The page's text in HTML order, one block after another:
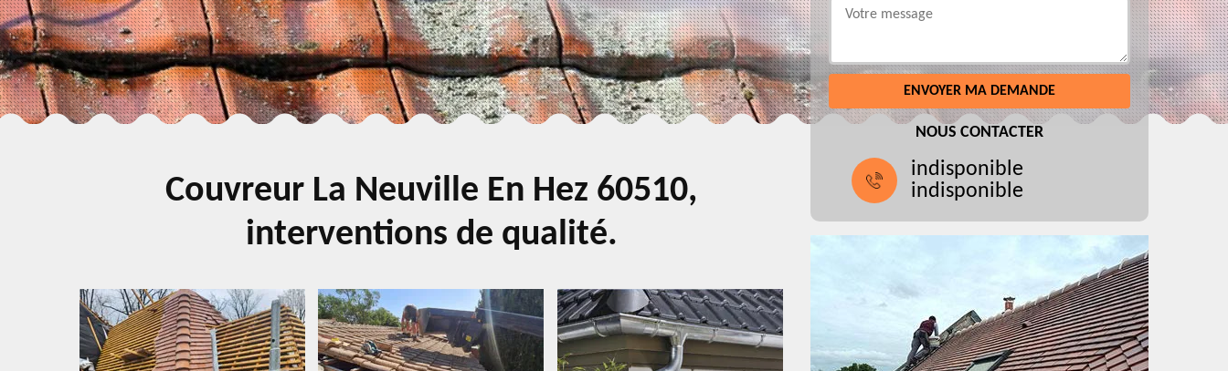
Couvreur La Neuville En Hez 60510,
interventions de qualité.
NOUS CONTACTER
indisponible
indisponible